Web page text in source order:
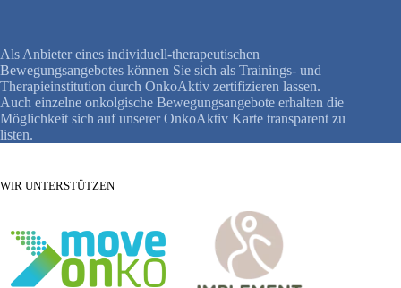
Als Anbieter eines individuell-therapeutischen
Bewegungsangebotes können Sie sich als Trainings- und
Therapieinstitution durch OnkoAktiv zertifizieren lassen.
Auch einzelne onkolgische Bewegungsangebote erhalten die
Möglichkeit sich auf unserer OnkoAktiv Karte transparent zu
listen.
WIR UNTERSTÜTZEN